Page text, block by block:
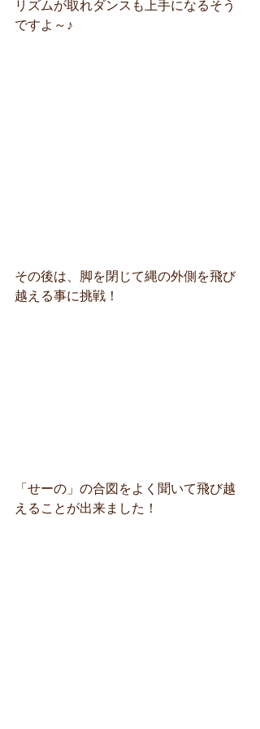
リズムが取れダンスも上手になるそう
ですよ～♪
その後は、脚を閉じて縄の外側を飛び
越える事に挑戦！
「せーの」の合図をよく聞いて飛び越
えることが出来ました！